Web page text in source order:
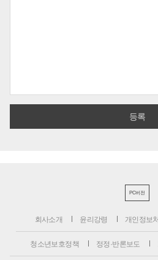
PC버전
회사소개 윤리강령 개인정보
청소년보호정책 정정·반론보도